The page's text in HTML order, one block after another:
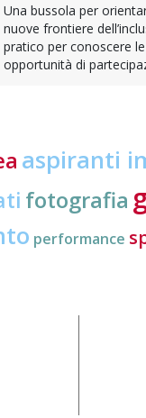
Una bussola per
nuove frontiere
pratico per conoscere
opportunità di
aspiranti
fotografia
performance